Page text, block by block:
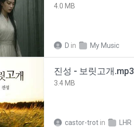
4.0 MB
D in My Music
진성 - 보릿고개.mp3
3.4 MB
castor-trot in LHR